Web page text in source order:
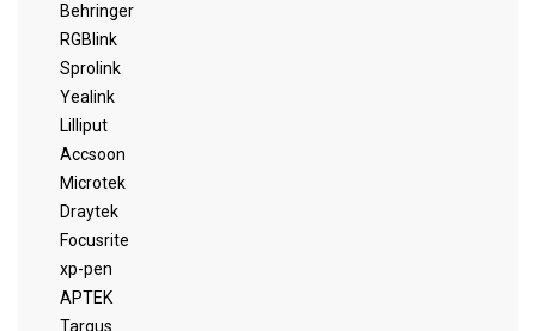
Behringer
RGBlink
Sprolink
Yealink
Lilliput
Accsoon
Microtek
Draytek
Focusrite
xp-pen
APTEK
Targus